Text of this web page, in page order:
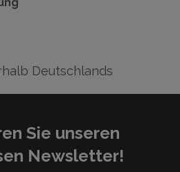
Deutschlands
Sie unseren
Newsletter!